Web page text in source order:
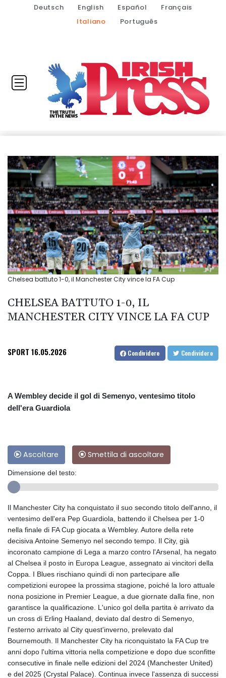
Deutsch English Español
Français
Italiano
Português
Chelsea battuto 1-0, il Manchester City vince la FA Cup
CHELSEA BATTUTO 1-0, IL
MANCHESTER CITY VINCE LA FA CUP
SPORT 16.05.2026 Condividere Condividere
A Wembley decide il gol di Semenyo, ventesimo titolo
dell'era Guardiola
Ascoltare Smettila di ascoltare
Dimensione del testo:
Il Manchester City ha conquistato il suo secondo titolo dell'anno, il
ventesimo dell'era Pep Guardiola, battendo il Chelsea per 1-0
nella finale di FA Cup giocata a Wembley. Autore della rete
decisiva Antoine Semenyo nel secondo tempo. Il City, già
incoronato campione di Lega a marzo contro l'Arsenal, ha negato
al Chelsea il posto in Europa League, assegnato ai vincitori della
Coppa. I Blues rischiano quindi di non partecipare alle
competizioni europee la prossima stagione, poiché la loro attuale
nona posizione in Premier League, a due giornate dalla fine, non
garantisce la qualificazione. L'unico gol della partita è arrivato da
un cross di Erling Haaland, deviato dal destro di Semenyo,
l'esterno arrivato al City quest'inverno, prelevato dal
Bournemouth. Il Manchester City ha riconquistato la FA Cup tre
anni dopo l'ultima vittoria nella competizione e dopo due sconfitte
consecutive in finale nelle edizioni del 2024 (Manchester United)
e del 2025 (Crystal Palace). Continua invece l'assenza di successi